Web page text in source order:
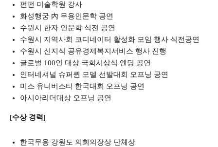
펀펀 미술학원 강사
화성행궁 內 무용인문학 공연
수원시 한자 인문학 식전 공연
수원시 지역사회 코디네이터 활성화 모임 행사 식전공연
수원시 신지식 공유경제복지서비스 행사 진행
글로벌 100인 대상 국회시상식 엔딩 공연
인터네셔널 슈퍼퀸 모델 선발대회 오프닝 공연
미스 유니버스티 한국대회 오프닝 공연
아시아리더대상 오프닝 공연
[수상 경력]
한국무용 강원도 의회의장상 단체상